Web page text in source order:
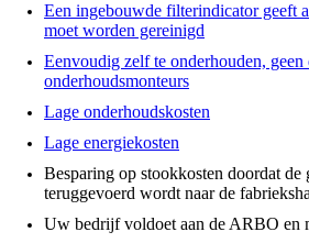
Een ingebouwde filterindicator geeft
moet worden gereinigd
Eenvoudig zelf te onderhouden, geen
onderhoudsmonteurs
Lage onderhoudskosten
Lage energiekosten
Besparing op stookkosten doordat de
teruggevoerd wordt naar de
Uw bedrijf voldoet aan de ARBO en